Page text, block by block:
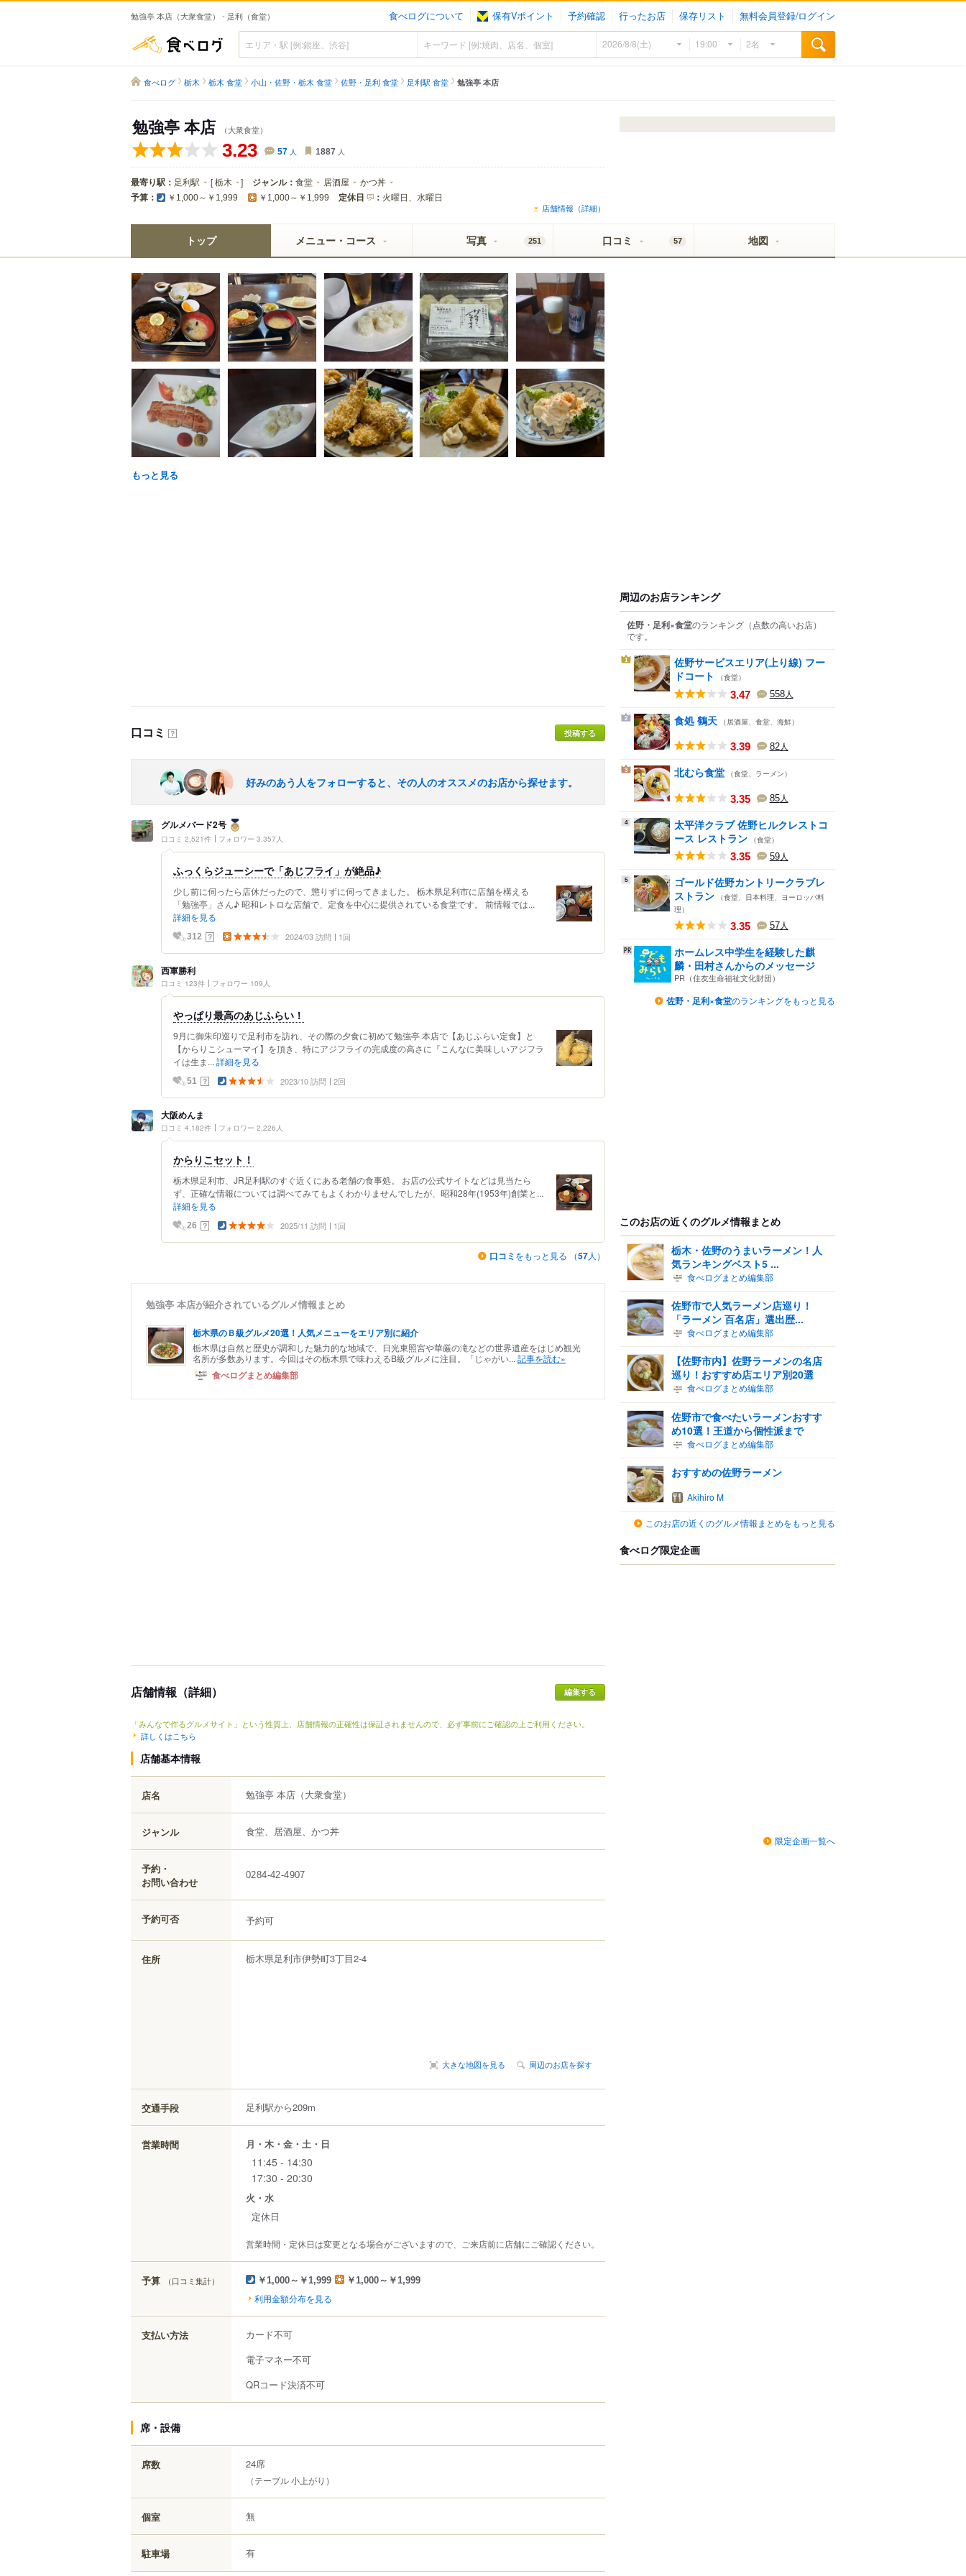
勉強亭 本店（大衆食堂） - 足利（食堂） 食べログについて 保有Vポイント 予約確認 行ったお店 保存リスト 無料会員登録/ログイン
食べログ
食べログ 栃木 栃木 食堂 小山・佐野・栃木 食堂 佐野・足利 食堂 足利駅 食堂 勉強亭 本店
勉強亭 本店 （大衆食堂）
3.23 57 人 1887 人
最寄り駅： 足利駅 [栃木 ] ジャンル： 食堂 居酒屋 かつ丼
予算： ￥1,000～￥1,999 ￥1,000～￥1,999 定休日 ： 火曜日、水曜日
店舗情報（詳細）
トップ メニュー・コース 写真 251 口コミ 57 地図
もっと見る
口コミ ？ 投稿する
好みのあう人をフォローすると、その人のオススメのお店から探せます。
グルメバード2号
口コミ 2,521件 フォロワー 3,357人
ふっくらジューシーで「あじフライ」が絶品♪
少し前に伺ったら店休だったので、懲りずに伺ってきました。 栃木県足利市に店舗を構える
「勉強亭」さん♪ 昭和レトロな店舗で、定食を中心に提供されている食堂です。 前情報では...
詳細を見る
312 ？ 2024/03 訪問 1回
西軍勝利
口コミ 123件 フォロワー 109人
やっぱり最高のあじふらい！
9月に御朱印巡りで足利市を訪れ、その際の夕食に初めて勉強亭 本店で【あじふらい定食】と
【からりこシューマイ】を頂き、特にアジフライの完成度の高さに『こんなに美味しいアジフラ
イは生ま... 詳細を見る
51 ？ 2023/10 訪問 2回
大阪めんま
口コミ 4,182件 フォロワー 2,226人
からりこセット！
栃木県足利市、JR足利駅のすぐ近くにある老舗の食事処。 お店の公式サイトなどは見当たら
ず、正確な情報については調べてみてもよくわかりませんでしたが、昭和28年(1953年)創業と...
詳細を見る
26 ？ 2025/11 訪問 1回
口コミ をもっと見る （57人）
勉強亭 本店が紹介されているグルメ情報まとめ
栃木県のＢ級グルメ20選！人気メニューをエリア別に紹介
栃木県は自然と歴史が調和した魅力的な地域で、日光東照宮や華厳の滝などの世界遺産をはじめ観光
名所が多数あります。今回はその栃木県で味わえるB級グルメに注目。「じゃがい... 記事を読む»
食べログまとめ編集部
店舗情報（詳細）
「みんなで作るグルメサイト」という性質上、店舗情報の正確性は保証されませんので、必ず事前にご確認の上ご利用ください。
詳しくはこちら
店舗基本情報
店名 勉強亭 本店 （大衆食堂）
ジャンル 食堂、居酒屋、かつ丼
予約・
お問い合わせ
0284-42-4907
予約可否 予約可
住所 栃木県足利市伊勢町3丁目2-4
大きな地図を見る 周辺のお店を探す
交通手段 足利駅から209m
営業時間 月・木・金・土・日
11:45 - 14:30
17:30 - 20:30
火・水
定休日
営業時間・定休日は変更となる場合がございますので、ご来店前に店舗にご確認ください。
予算 （口コミ集計） ￥1,000～￥1,999 ￥1,000～￥1,999
利用金額分布を見る
支払い方法
カード不可
電子マネー不可
QRコード決済不可
席・設備
席数 24席
（テーブル 小上がり）
個室 無
駐車場 有
周辺のお店ランキング
佐野・足利×食堂のランキング （点数の高いお店）
です。
1
佐野サービスエリア(上り線) フー
ドコート
（食堂）
3.47 558人
2 食処 鶴天 （居酒屋、食堂、海鮮）
3.39 82人
3 北むら食堂 （食堂、ラーメン）
3.35 85人
4
太平洋クラブ 佐野ヒルクレストコ
ース レストラン （食堂）
3.35 59人
5
ゴールド佐野カントリークラブレ
ストラン （食堂、日本料理、ヨーロッパ料
理）
3.35 57人
ホームレス中学生を経験した麒
麟・田村さんからのメッセージ
PR（住友生命福祉文化財団）
佐野・足利×食堂のランキングをもっと見る
このお店の近くのグルメ情報まとめ
栃木・佐野のうまいラーメン！人
気ランキングベスト5 ...
食べログまとめ編集部
佐野市で人気ラーメン店巡り！
「ラーメン 百名店」選出歴...
食べログまとめ編集部
【佐野市内】佐野ラーメンの名店
巡り！おすすめ店エリア別20選
食べログまとめ編集部
佐野市で食べたいラーメンおすす
め10選！王道から個性派まで
食べログまとめ編集部
おすすめの佐野ラーメン
Akihiro M
このお店の近くのグルメ情報まとめをもっと見る
食べログ限定企画
限定企画一覧へ